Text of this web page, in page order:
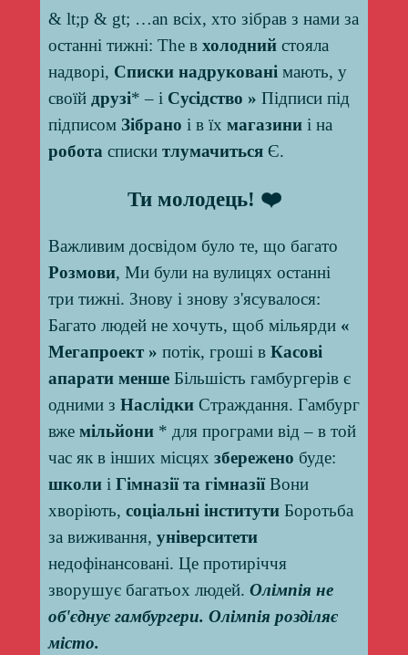
& lt;p & gt; …an всіх, хто зібрав з нами за
останні тижні: The в холоднийстояла
надворі, Списки надруковані мають, у
своїй друзі* – і Сусідство » Підписи під
підписом Зібрано і в їх магазиниі на
робота списки тлумачитьсяЄ.
Ти молодець! ❤️
Важливим досвідом було те, що багато
Розмови, Ми були на вулицях останні
три тижні. Знову і знову з'ясувалося:
Багато людей не хочуть, щоб мільярди «
Мегапроект » потік, гроші в Касові
апарати меншеБільшість гамбургерів є
одними з НаслідкиСтраждання. Гамбург
вже мільйони* для програми від – в той
час як в інших місцях збережено буде:
школиі Гімназії та гімназіїВони
хворіють, соціальні інститутиБоротьба
за виживання, університети
недофінансовані. Це протиріччя
зворушує багатьох людей. Олімпія не
об'єднує гамбургери. Олімпія розділяє
місто.